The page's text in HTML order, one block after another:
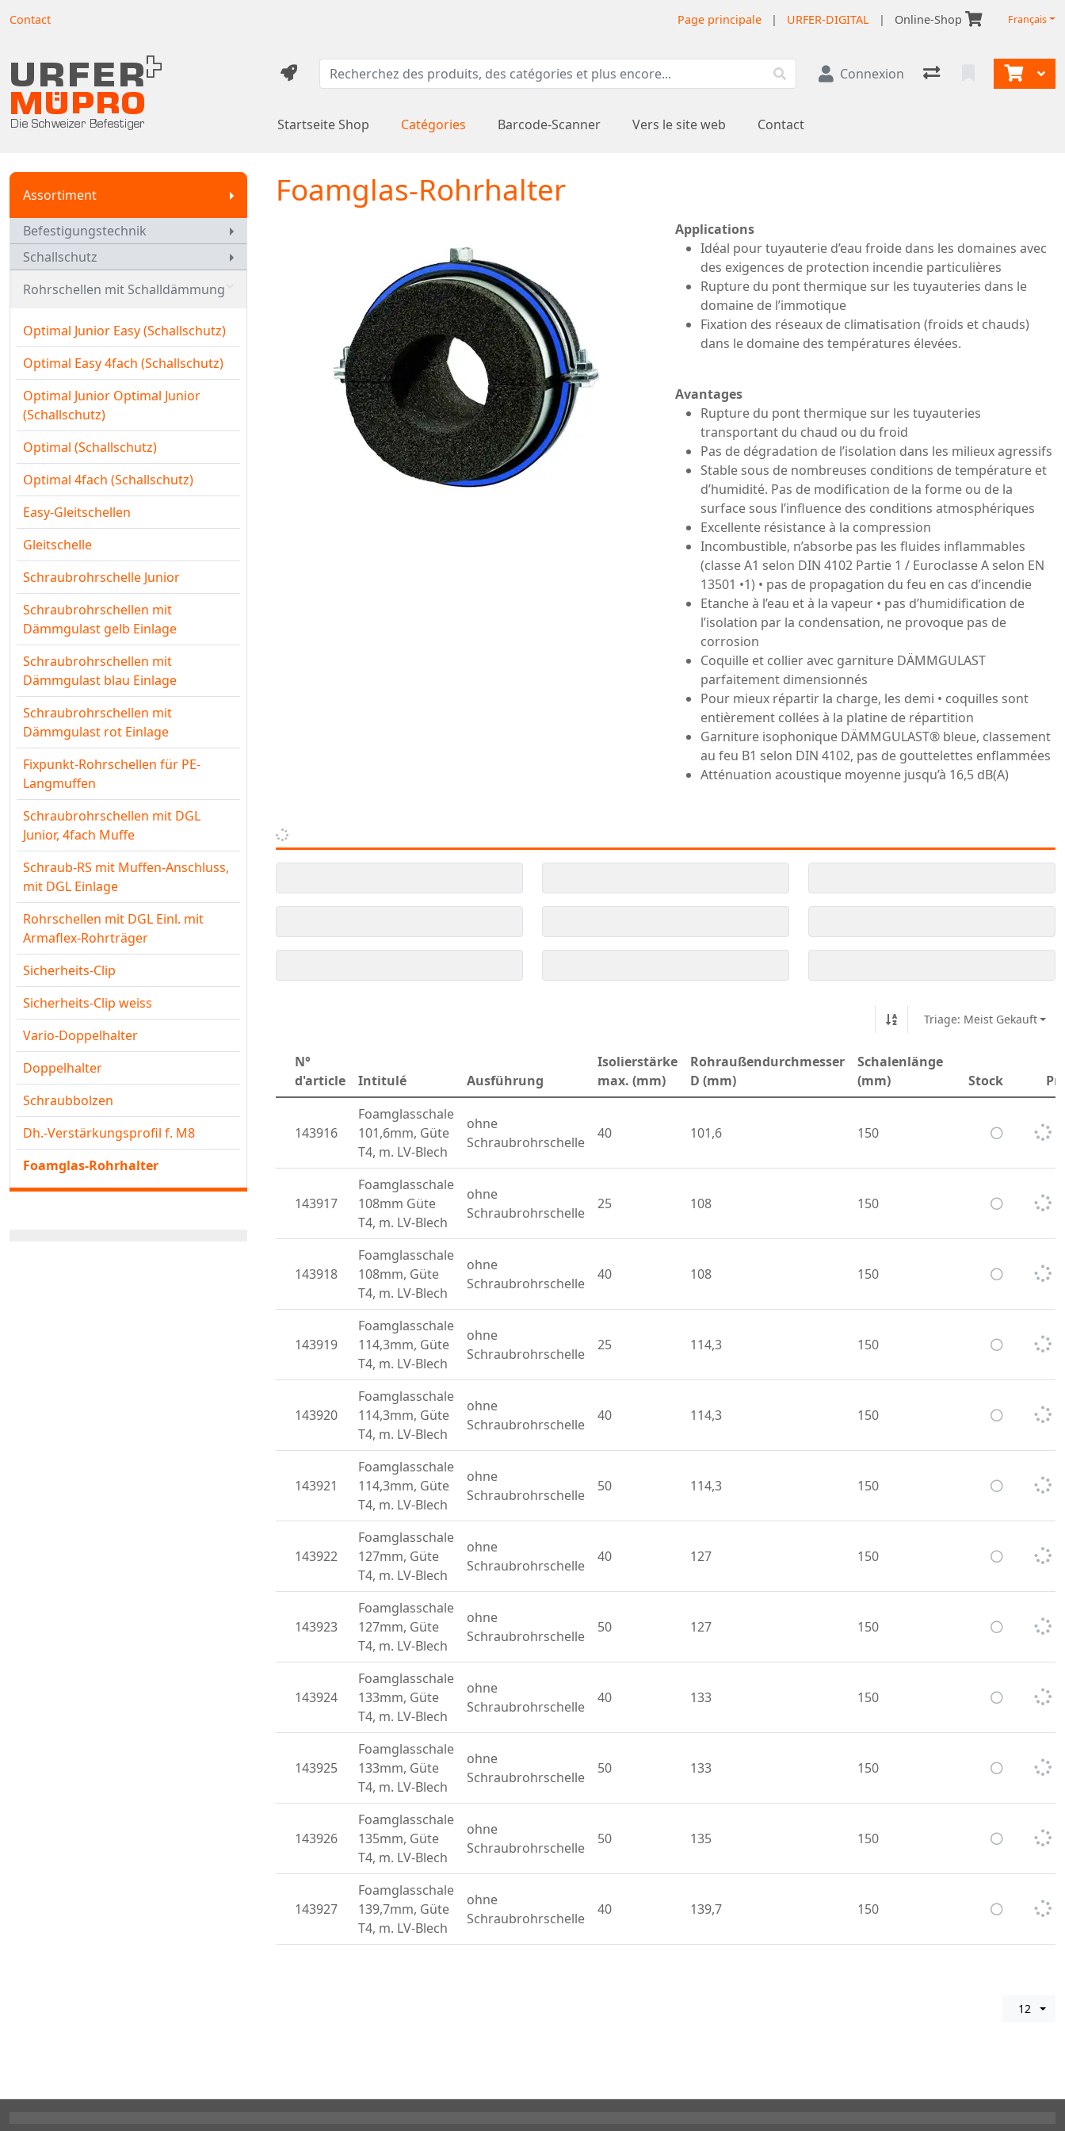
Contact Page principale | URFER-DIGITAL | Online-Shop Français
Connexion
Startseite Shop Catégories Barcode-Scanner Vers le site web Contact
Assortiment
Befestigungstechnik
Schallschutz
Rohrschellen mit Schalldämmung
Optimal Junior Easy (Schallschutz)
Optimal Easy 4fach (Schallschutz)
Optimal Junior Optimal Junior
(Schallschutz)
Optimal (Schallschutz)
Optimal 4fach (Schallschutz)
Easy-Gleitschellen
Gleitschelle
Schraubrohrschelle Junior
Schraubrohrschellen mit
Dämmgulast gelb Einlage
Schraubrohrschellen mit
Dämmgulast blau Einlage
Schraubrohrschellen mit
Dämmgulast rot Einlage
Fixpunkt-Rohrschellen für PE-
Langmuffen
Schraubrohrschellen mit DGL
Junior, 4fach Muffe
Schraub-RS mit Muffen-Anschluss,
mit DGL Einlage
Rohrschellen mit DGL Einl. mit
Armaflex-Rohrträger
Sicherheits-Clip
Sicherheits-Clip weiss
Vario-Doppelhalter
Doppelhalter
Schraubbolzen
Dh.-Verstärkungsprofil f. M8
Foamglas-Rohrhalter
Foamglas-Rohrhalter
Applications
Idéal pour tuyauterie d’eau froide dans les domaines avec
des exigences de protection incendie particulières
Rupture du pont thermique sur les tuyauteries dans le
domaine de l’immotique
Fixation des réseaux de climatisation (froids et chauds)
dans le domaine des températures élevées.
Avantages
Rupture du pont thermique sur les tuyauteries
transportant du chaud ou du froid
Pas de dégradation de l’isolation dans les milieux agressifs
Stable sous de nombreuses conditions de température et
d’humidité. Pas de modification de la forme ou de la
surface sous l’influence des conditions atmosphériques
Excellente résistance à la compression
Incombustible, n’absorbe pas les fluides inflammables
(classe A1 selon DIN 4102 Partie 1 / Euroclasse A selon EN
13501 •1) • pas de propagation du feu en cas d’incendie
Etanche à l’eau et à la vapeur • pas d’humidification de
l’isolation par la condensation, ne provoque pas de
corrosion
Coquille et collier avec garniture DÄMMGULAST
parfaitement dimensionnés
Pour mieux répartir la charge, les demi • coquilles sont
entièrement collées à la platine de répartition
Garniture isophonique DÄMMGULAST® bleue, classement
au feu B1 selon DIN 4102, pas de gouttelettes enflammées
Atténuation acoustique moyenne jusqu’à 16,5 dB(A)
Triage: Meist Gekauft
N°
d'article
Intitulé Ausführung
Isolierstärke
max. (mm)
Rohraußendurchmesser
D (mm)
Schalenlänge
(mm)
Stock
143916
Foamglasschale
101,6mm, Güte
T4, m. LV-Blech
ohne
Schraubrohrschelle
40 101,6 150
143917
Foamglasschale
108mm Güte
T4, m. LV-Blech
ohne
Schraubrohrschelle
25 108 150
143918
Foamglasschale
108mm, Güte
T4, m. LV-Blech
ohne
Schraubrohrschelle
40 108 150
143919
Foamglasschale
114,3mm, Güte
T4, m. LV-Blech
ohne
Schraubrohrschelle
25 114,3 150
143920
Foamglasschale
114,3mm, Güte
T4, m. LV-Blech
ohne
Schraubrohrschelle
40 114,3 150
143921
Foamglasschale
114,3mm, Güte
T4, m. LV-Blech
ohne
Schraubrohrschelle
50 114,3 150
143922
Foamglasschale
127mm, Güte
T4, m. LV-Blech
ohne
Schraubrohrschelle
40 127 150
143923
Foamglasschale
127mm, Güte
T4, m. LV-Blech
ohne
Schraubrohrschelle
50 127 150
143924
Foamglasschale
133mm, Güte
T4, m. LV-Blech
ohne
Schraubrohrschelle
40 133 150
143925
Foamglasschale
133mm, Güte
T4, m. LV-Blech
ohne
Schraubrohrschelle
50 133 150
143926
Foamglasschale
135mm, Güte
T4, m. LV-Blech
ohne
Schraubrohrschelle
50 135 150
143927
Foamglasschale
139,7mm, Güte
T4, m. LV-Blech
ohne
Schraubrohrschelle
40 139,7 150
12